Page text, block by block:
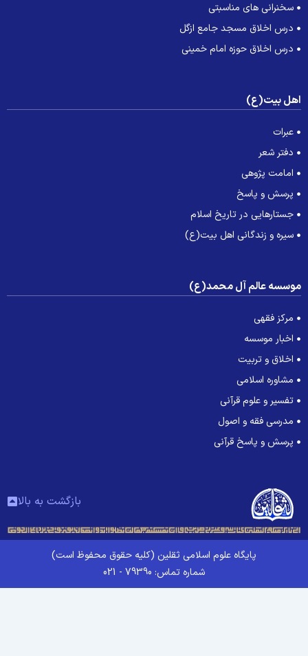
سخنرانی های مناسبتی
درس اخلاق مسجد جامع ازگل
درس اخلاق حوزه امام خمینی
بیت(ع)
عبرات
دفتر شعر
امامت پژوهی
پرسش و پاسخ
جستارهایی در تاریخ اسلام
سیره و زندگانی اهل بیت(ع)
عالم آل محمد(ع)
مرکز فقهی
اخبار موسسه
اخلاق و تربیت
مشاوره اسلامی
تفسیر و علوم قرآنی
مدرسی فقه و اصول
پرسش و پاسخ قرآنی
بازگشت به بالا
پایگاه علوم اسلامی ثقلین (کلیه حقوق محفوظ است)
شماره تماس: 79390 - 021